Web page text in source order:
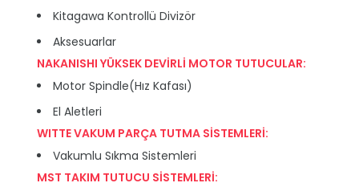
Kitagawa Kontrollü Divizör
Aksesuarlar
NAKANISHI YÜKSEK DEVİRLİ MOTOR TUTUCULAR:
Motor Spindle(Hız Kafası)
El Aletleri
WITTE VAKUM PARÇA TUTMA SİSTEMLERİ:
Vakumlu Sıkma Sistemleri
MST TAKIM TUTUCU SİSTEMLERİ: